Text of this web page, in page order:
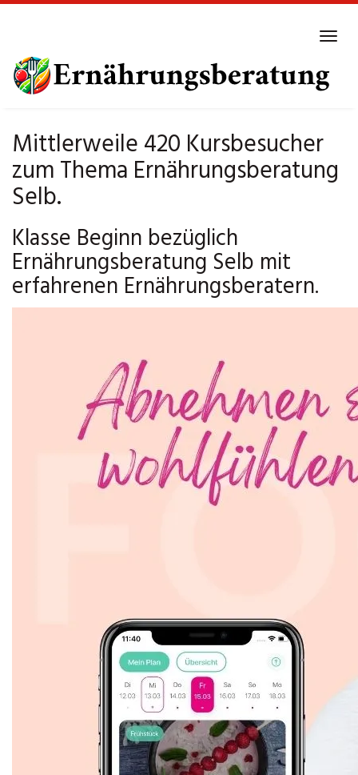
main
content
Mittlerweile 420 Kursbesucher
zum Thema Ernährungsberatung
Selb.
Klasse Beginn bezüglich
Ernährungsberatung Selb mit
erfahrenen Ernährungsberatern.